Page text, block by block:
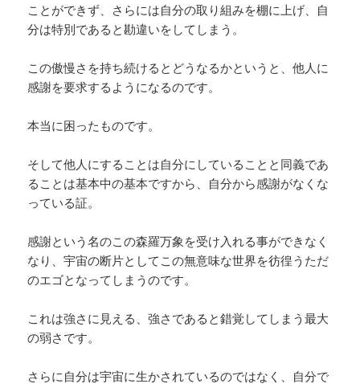
ことができず、さらには自分の取り組みを棚に上げ、自
分は特別であると勘違いをしてしまう。
この傲慢さを持ち続けるとどうなるかというと、他人に
感謝を要求するようになるのです。
本当に困ったものです。
そして他人にすることは自分にしていることと同義であ
ることは基本中の基本ですから、自分から感謝がなくな
っている証。
感謝という名のこの森羅万象を受け入れる事ができなく
なり、宇宙の断片としてこの無意味な世界を彷徨うただ
のエゴとなってしまうのです。
これは強さに見える、強さであると錯覚してしまう最大
の弱さです。
さらに自分は宇宙に生かされているのではなく、自分で